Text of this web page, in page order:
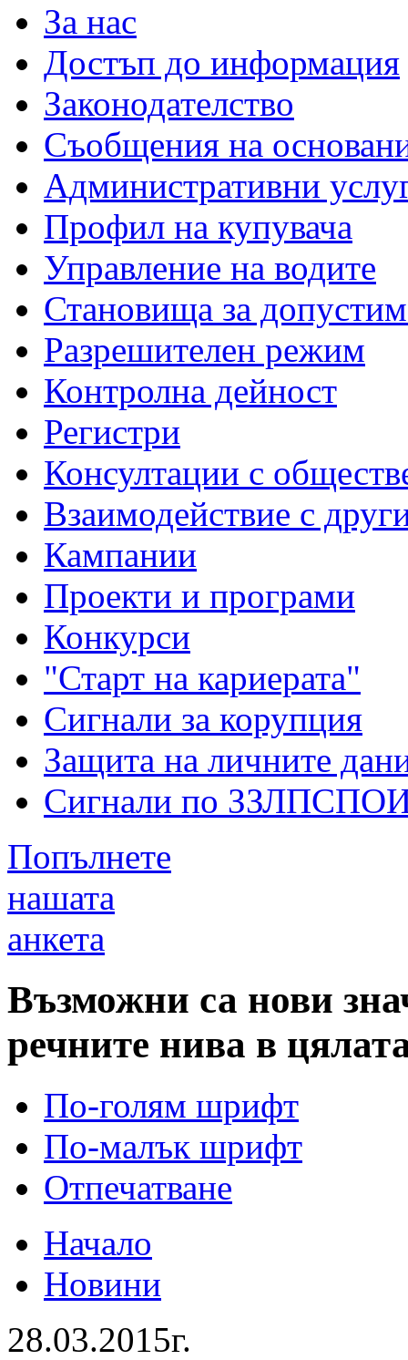
За нас
Достъп до информация
Законодателство
Съобщения на
Административни
Профил на купувача
Управление на водите
Становища за
Разрешителен режим
Контролна дейност
Регистри
Консултации с
Взаимодействие с
Кампании
Проекти и програми
Конкурси
"Старт на кариерата"
Сигнали за корупция
Защита на личните
Сигнали по
Попълнете
нашата
анкета
Възможни са нови
речните нива в
По-голям шрифт
По-малък шрифт
Отпечатване
Начало
Новини
28.03.2015г.